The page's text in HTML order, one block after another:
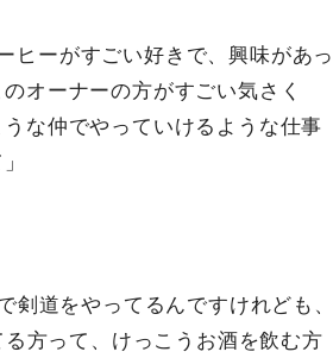
ヒーがすごい好きで、興味があっ
オーナーの方がすごい気さく
な仲でやっていけるような仕事
剣道をやってるんですけれども、
方って、けっこうお酒を飲む方